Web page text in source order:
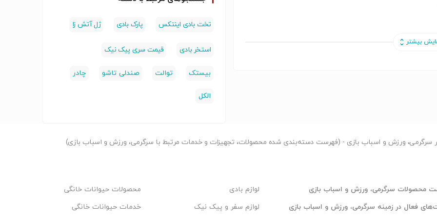
تخت بادی اینتکس پارک بادی ژل آتش زا
استخر بادی قیمت سری پیک نیک
بیستک توالت صندلی تاشو چادر
الکل
سرگرمی، ورزش و اسباب بازی - (فهرست دسته‌بندی شده محصولات، تجهیزات و خدمات مرتبط با سرگرمی، ورزش و اسباب بازی)
محصولات سرگرمی، ورزش و اسباب بازی
فعال در زمینه سرگرمی، ورزش و اسباب بازی
لوازم بادی
لوازم سفر و پیک نیک
محصولات حیوانات خانگی
خدمات حیوانات خانگی